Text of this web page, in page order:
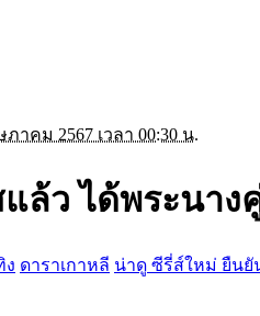
คม 2567 เวลา 00:30 น.
ล้ว ได้พระนาง
ง ดาราเกาหลี น่าดู ซีรี่ส์ใหม่ ยืน